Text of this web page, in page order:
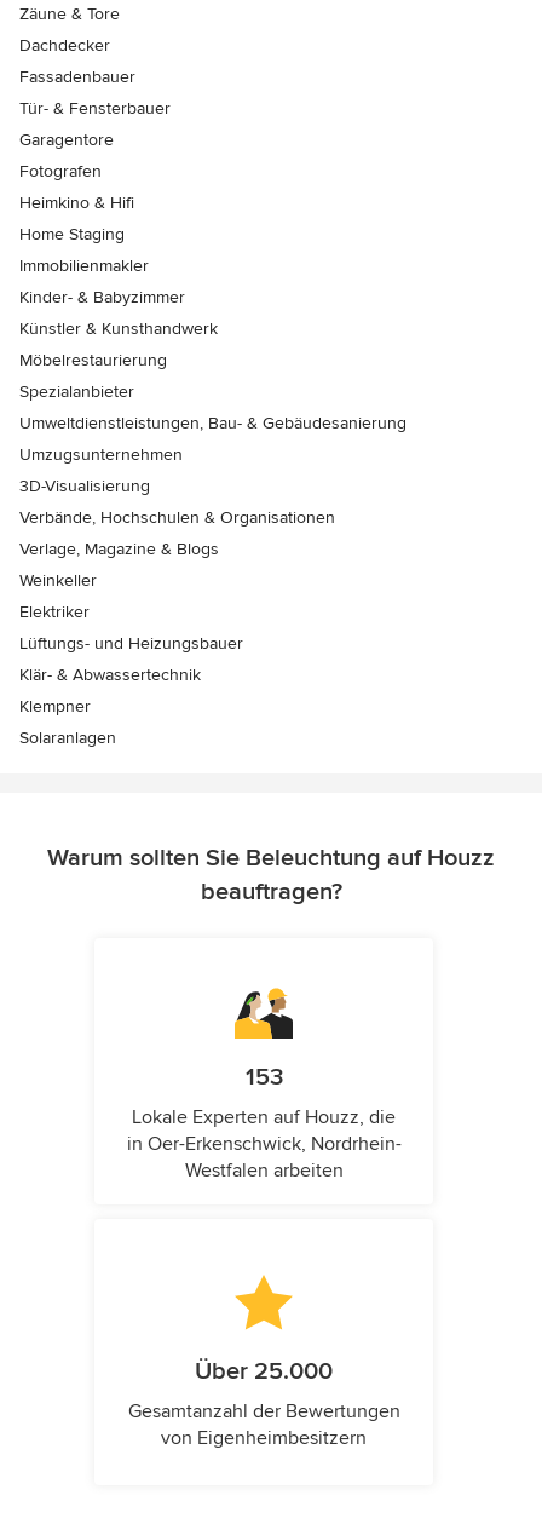
Zäune & Tore
Dachdecker
Fassadenbauer
Tür- & Fensterbauer
Garagentore
Fotografen
Heimkino & Hifi
Home Staging
Immobilienmakler
Kinder- & Babyzimmer
Künstler & Kunsthandwerk
Möbelrestaurierung
Spezialanbieter
Umweltdienstleistungen, Bau- & Gebäudesanierung
Umzugsunternehmen
3D-Visualisierung
Verbände, Hochschulen & Organisationen
Verlage, Magazine & Blogs
Weinkeller
Elektriker
Lüftungs- und Heizungsbauer
Klär- & Abwassertechnik
Klempner
Solaranlagen
Warum sollten Sie Beleuchtung auf Houzz
beauftragen?
153
Lokale Experten auf Houzz, die
in Oer-Erkenschwick, Nordrhein-
Westfalen arbeiten
Über 25.000
Gesamtanzahl der Bewertungen
von Eigenheimbesitzern